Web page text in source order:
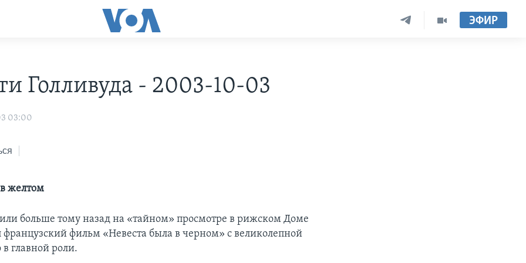
ЭФИР
Голливуда - 2003-10-03
03:00
желтом
больше тому назад на «тайном» просмотре в рижском Доме
французский фильм «Невеста была в черном» с великолепной
главной роли.